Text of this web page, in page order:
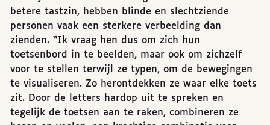
betere tastzin, hebben blinde en slechtziende
personen vaak een sterkere verbeelding dan
zienden. “Ik vraag hen dus om zich hun
toetsenbord in te beelden, maar ook om zichzelf
voor te stellen terwijl ze typen, om de bewegingen
te visualiseren. Zo herontdekken ze waar elke toets
zit. Door de letters hardop uit te spreken en
tegelijk de toetsen aan te raken, combineren ze